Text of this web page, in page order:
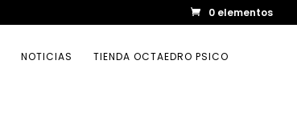
0 elementos
NOTICIAS TIENDA OCTAEDRO PSICO